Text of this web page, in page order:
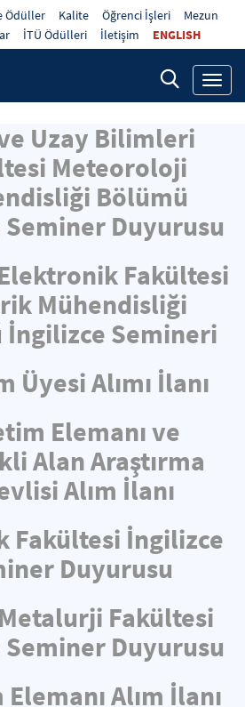
Ödüller Kalite Öğrenci İşleri
Mezun
İTÜ Ödülleri İletişim ENGLISH
Uzay Bilimleri
Meteoroloji
Bölümü
Duyurusu
Fakültesi
Mühendisliği
İngilizce Semineri
Üyesi Alımı İlanı
Elemanı ve
Alan Araştırma
Alım İlanı
Fakültesi İngilizce
Duyurusu
Fakültesi
Duyurusu
Alım İlanı